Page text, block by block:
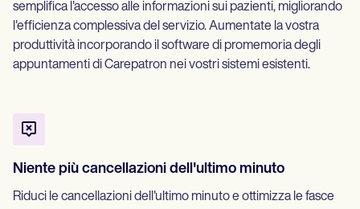
semplifica l'accesso alle informazioni sui pazienti, migliorando
l'efficienza complessiva del servizio. Aumentate la vostra
produttività incorporando il software di promemoria degli
appuntamenti di Carepatron nei vostri sistemi esistenti.
Niente più cancellazioni dell'ultimo minuto
Riduci le cancellazioni dell'ultimo minuto e ottimizza le fasce